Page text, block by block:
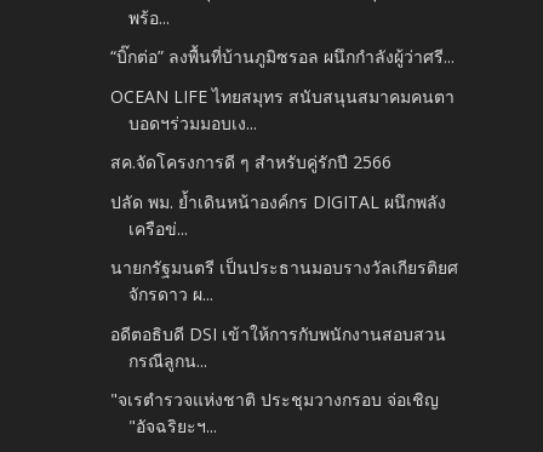
พร้อ...
“บิ๊กต่อ” ลงพื้นที่บ้านภูมิซรอล ผนึกกำลังผู้ว่าศรี...
OCEAN LIFE ไทยสมุทร สนับสนุนสมาคมคนตา
บอดฯร่วมมอบเง...
สค.จัดโครงการดี ๆ สำหรับคู่รักปี 2566
ปลัด พม. ย้ำเดินหน้าองค์กร DIGITAL ผนึกพลัง
เครือข่...
นายกรัฐมนตรี เป็นประธานมอบรางวัลเกียรติยศ
จักรดาว ผ...
อดีตอธิบดี DSI เข้าให้การกับพนักงานสอบสวน
กรณีลูกน...
"จเรตำรวจแห่งชาติ ประชุมวางกรอบ จ่อเชิญ
"อัจฉริยะฯ...